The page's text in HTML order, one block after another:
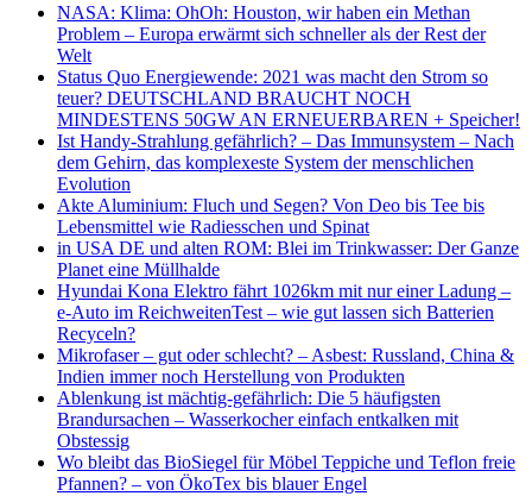
NASA: Klima: OhOh: Houston, wir haben ein Methan
Problem – Europa erwärmt sich schneller als der Rest der
Welt
Status Quo Energiewende: 2021 was macht den Strom so
teuer? DEUTSCHLAND BRAUCHT NOCH
MINDESTENS 50GW AN ERNEUERBAREN + Speicher!
Ist Handy-Strahlung gefährlich? – Das Immunsystem – Nach
dem Gehirn, das komplexeste System der menschlichen
Evolution
Akte Aluminium: Fluch und Segen? Von Deo bis Tee bis
Lebensmittel wie Radiesschen und Spinat
in USA DE und alten ROM: Blei im Trinkwasser: Der Ganze
Planet eine Müllhalde
Hyundai Kona Elektro fährt 1026km mit nur einer Ladung –
e-Auto im ReichweitenTest – wie gut lassen sich Batterien
Recyceln?
Mikrofaser – gut oder schlecht? – Asbest: Russland, China &
Indien immer noch Herstellung von Produkten
Ablenkung ist mächtig-gefährlich: Die 5 häufigsten
Brandursachen – Wasserkocher einfach entkalken mit
Obstessig
Wo bleibt das BioSiegel für Möbel Teppiche und Teflon freie
Pfannen? – von ÖkoTex bis blauer Engel